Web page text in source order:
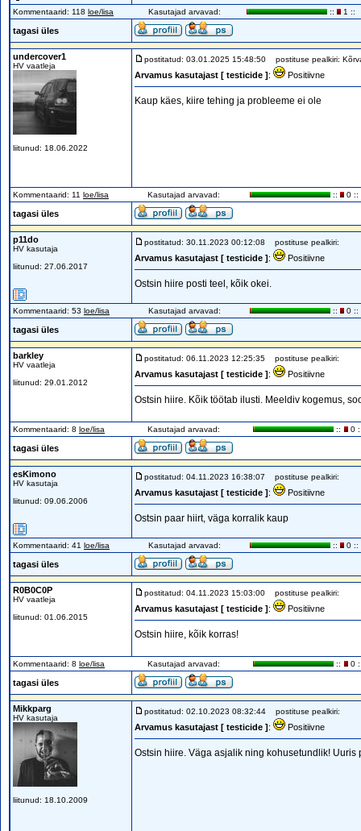
Kommentaarid: 118 loe/lisa Kasutajad arvavad: :: 1 ::
tagasi üles
undercover1
HV vaatleja
liitunud: 18.06.2022
postitatud: 03.01.2025 15:48:50 postituse pealkiri:
Arvamus kasutajast [ testicide ]: Positiivne
Kaup käes, kiire tehing ja probleeme ei ole
Kommentaarid: 11 loe/lisa Kasutajad arvavad: :: 0 ::
tagasi üles
p11do
HV kasutaja
liitunud: 27.06.2017
postitatud: 30.11.2023 00:12:08 postituse pealkiri:
Arvamus kasutajast [ testicide ]: Positiivne
Ostsin hiire posti teel, kõik okei.
Kommentaarid: 53 loe/lisa Kasutajad arvavad: :: 0 ::
tagasi üles
barkley
HV vaatleja
liitunud: 29.01.2012
postitatud: 06.11.2023 12:25:35 postituse pealkiri:
Arvamus kasutajast [ testicide ]: Positiivne
Ostsin hiire. Kõik töötab ilusti. Meeldiv kogemus,
Kommentaarid: 8 loe/lisa Kasutajad arvavad: :: 0
tagasi üles
esKimono
HV kasutaja
liitunud: 09.06.2006
postitatud: 04.11.2023 16:38:07 postituse pealkiri:
Arvamus kasutajast [ testicide ]: Positiivne
Ostsin paar hiirt, väga korralik kaup
Kommentaarid: 41 loe/lisa Kasutajad arvavad: :: 0 ::
tagasi üles
R0B0C0P
HV vaatleja
liitunud: 01.06.2015
postitatud: 04.11.2023 15:03:00 postituse pealkiri:
Arvamus kasutajast [ testicide ]: Positiivne
Ostsin hiire, kõik korras!
Kommentaarid: 8 loe/lisa Kasutajad arvavad: :: 0
tagasi üles
Mikkparg
HV kasutaja
liitunud: 18.10.2009
postitatud: 02.10.2023 08:32:44 postituse pealkiri:
Arvamus kasutajast [ testicide ]: Positiivne
Ostsin hiire. Väga asjalik ning kohusetundlik!